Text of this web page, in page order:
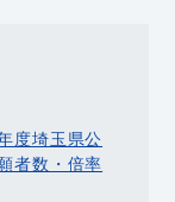
度埼玉県公
者数・倍率